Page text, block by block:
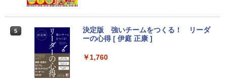
中古ノートパソコン Webカメラ内蔵 HP
★2026新登場！office2024＼2年保証／
＼メーカー5年保証／【最短即日発送】
ィスプレイ PCモニター ASUS 液晶ディ
5
決定版 強いチームをつくる！ リーダ
ーの心得 [ 伊庭 正康 ]
￥1,760